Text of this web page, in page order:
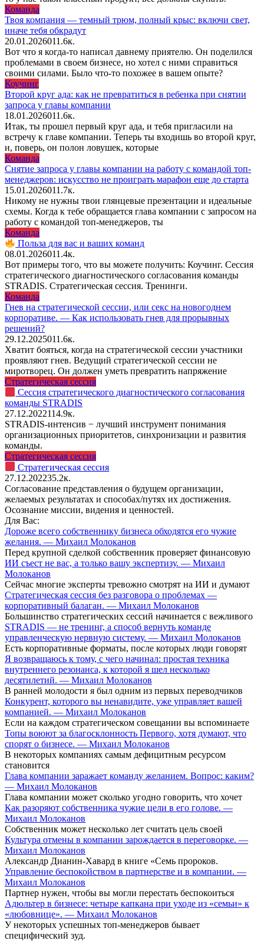
Команда
Твоя компания — темный трюм, полный крыс: включи свет,
иначе тебя обкрадут
20.01.2026011.6к.
Вот что я когда-то написал давнему приятелю. Он поделился
проблемами в своем бизнесе, но хотел с ними справиться
своими силами. Было что-то похожее в вашем опыте?
Коучинг
Второй круг ада: как не превратиться в ребенка при снятии
запроса у главы компании
18.01.2026011.6к.
Итак, ты прошел первый круг ада, и тебя пригласили на
встречу к главе компании. Теперь ты входишь во второй круг,
и, поверь, он полон ловушек, которые
Команда
Снятие запроса у главы компании на работу с командой топ-
менеджеров: искусство не проиграть марафон еще до старта
15.01.2026011.7к.
Никому не нужны твои глянцевые презентации и идеальные
схемы. Когда к тебе обращается глава компании с запросом на
работу с командой топ-менеджеров, ты
Команда
Польза для вас и ваших команд
08.01.2026011.4к.
Вот примеры того, что вы можете получить: Коучинг. Сессия
стратегического диагностического согласования команды
STRADIS. Стратегическая сессия. Тренинги.
Команда
Гнев на стратегической сессии, или секс на новогоднем
корпоративе. — Как использовать гнев для прорывных
решений?
29.12.2025011.6к.
Хватит бояться, когда на стратегической сессии участники
проявляют гнев. Ведущий стратегической сессии не
миротворец. Он должен уметь превратить напряжение
Стратегическая сессия
Сессия стратегического диагностического согласования
команды STRADIS
27.12.2022114.9к.
STRADIS-интенсив − лучший инструмент понимания
организационных приоритетов, синхронизации и развития
команды.
Стратегическая сессия
Стратегическая сессия
27.12.202235.2к.
Согласование представления о будущем организации,
желаемых результатах и способах/путях их достижения.
Осознание миссии, видения и ценностей.
Для Вас:
Дороже всего собственнику бизнеса обходятся его чужие
желания. — Михаил Молоканов
Перед крупной сделкой собственник проверяет финансовую
ИИ съест не вас, а только вашу экспертизу. — Михаил
Молоканов
Сейчас многие эксперты тревожно смотрят на ИИ и думают
Стратегическая сессия без разговора о проблемах —
корпоративный балаган. — Михаил Молоканов
Большинство стратегических сессий начинается с вежливого
STRADIS — не тренинг, а способ вернуть команде
управленческую нервную систему. — Михаил Молоканов
Есть корпоративные форматы, после которых люди говорят
Я возвращаюсь к тому, с чего начинал: простая техника
внутреннего резонанса, к которой я шел несколько
десятилетий. — Михаил Молоканов
В ранней молодости я был одним из первых переводчиков
Конкурент, которого вы ненавидите, уже управляет вашей
компанией. — Михаил Молоканов
Если на каждом стратегическом совещании вы вспоминаете
Топы воюют за благосклонность Первого, хотя думают, что
спорят о бизнесе. — Михаил Молоканов
В некоторых компаниях самым дефицитным ресурсом
становится
Глава компании заражает команду желанием. Вопрос: каким?
— Михаил Молоканов
Глава компании может сколько угодно говорить, что хочет
Как разоряют собственника чужие цели в его голове. —
Михаил Молоканов
Собственник может несколько лет считать цель своей
Культура отмены в компании зарождается в переговорке. —
Михаил Молоканов
Александр Дианин-Хавард в книге «Семь пророков.
Управление беспокойством в партнерстве и в компании. —
Михаил Молоканов
Партнер нужен, чтобы вы могли перестать беспокоиться
Адюльтер в бизнесе: четыре капкана при уходе из «семьи» к
«любовнице». — Михаил Молоканов
У некоторых успешных топ-менеджеров бывает
специфический зуд.